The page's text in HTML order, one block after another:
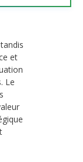
et
Le